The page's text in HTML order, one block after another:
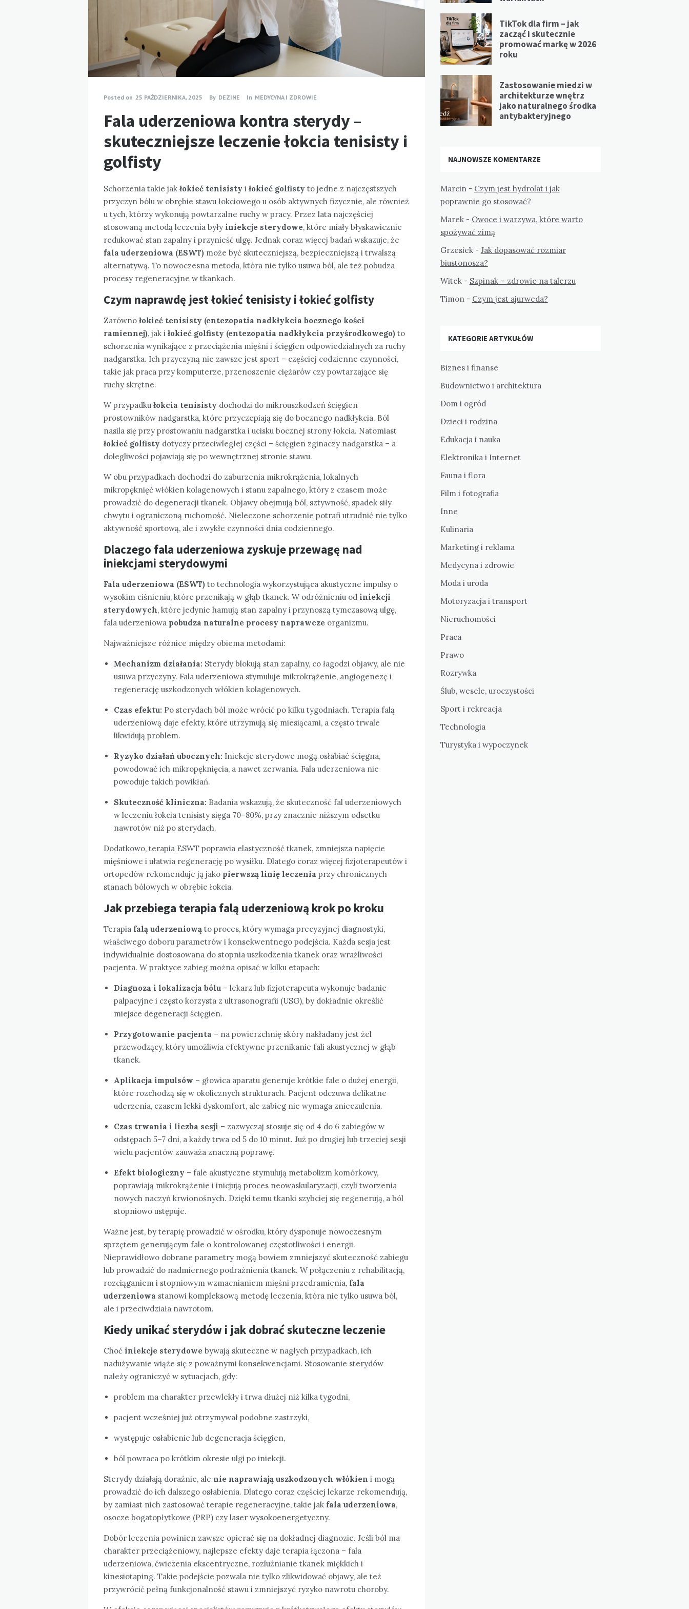
Posted on 25 PAŹDZIERNIKA, 2025 By DEZINE In MEDYCYNA I ZDROWIE
Fala uderzeniowa kontra sterydy –
skuteczniejsze leczenie łokcia tenisisty i
golfisty
Schorzenia takie jak łokieć tenisisty i łokieć golfisty to jedne z najczęstszych
przyczyn bólu w obrębie stawu łokciowego u osób aktywnych fizycznie, ale również
u tych, którzy wykonują powtarzalne ruchy w pracy. Przez lata najczęściej
stosowaną metodą leczenia były iniekcje sterydowe, które miały błyskawicznie
redukować stan zapalny i przynieść ulgę. Jednak coraz więcej badań wskazuje, że
fala uderzeniowa (ESWT) może być skuteczniejszą, bezpieczniejszą i trwalszą
alternatywą. To nowoczesna metoda, która nie tylko usuwa ból, ale też pobudza
procesy regeneracyjne w tkankach.
Czym naprawdę jest łokieć tenisisty i łokieć golfisty
Zarówno łokieć tenisisty (entezopatia nadkłykcia bocznego kości
ramiennej), jak i łokieć golfisty (entezopatia nadkłykcia przyśrodkowego) to
schorzenia wynikające z przeciążenia mięśni i ścięgien odpowiedzialnych za ruchy
nadgarstka. Ich przyczyną nie zawsze jest sport – częściej codzienne czynności,
takie jak praca przy komputerze, przenoszenie ciężarów czy powtarzające się
ruchy skrętne.
W przypadku łokcia tenisisty dochodzi do mikrouszkodzeń ścięgien
prostowników nadgarstka, które przyczepiają się do bocznego nadkłykcia. Ból
nasila się przy prostowaniu nadgarstka i ucisku bocznej strony łokcia. Natomiast
łokieć golfisty dotyczy przeciwległej części – ścięgien zginaczy nadgarstka – a
dolegliwości pojawiają się po wewnętrznej stronie stawu.
W obu przypadkach dochodzi do zaburzenia mikrokrążenia, lokalnych
mikropęknięć włókien kolagenowych i stanu zapalnego, który z czasem może
prowadzić do degeneracji tkanek. Objawy obejmują ból, sztywność, spadek siły
chwytu i ograniczoną ruchomość. Nieleczone schorzenie potrafi utrudnić nie tylko
aktywność sportową, ale i zwykłe czynności dnia codziennego.
Dlaczego fala uderzeniowa zyskuje przewagę nad
iniekcjami sterydowymi
Fala uderzeniowa (ESWT) to technologia wykorzystująca akustyczne impulsy o
wysokim ciśnieniu, które przenikają w głąb tkanek. W odróżnieniu od iniekcji
sterydowych, które jedynie hamują stan zapalny i przynoszą tymczasową ulgę,
fala uderzeniowa pobudza naturalne procesy naprawcze organizmu.
Najważniejsze różnice między obiema metodami:
Mechanizm działania: Sterydy blokują stan zapalny, co łagodzi objawy, ale nie
usuwa przyczyny. Fala uderzeniowa stymuluje mikrokrążenie, angiogenezę i
regenerację uszkodzonych włókien kolagenowych.
Czas efektu: Po sterydach ból może wrócić po kilku tygodniach. Terapia falą
uderzeniową daje efekty, które utrzymują się miesiącami, a często trwale
likwidują problem.
Ryzyko działań ubocznych: Iniekcje sterydowe mogą osłabiać ścięgna,
powodować ich mikropęknięcia, a nawet zerwania. Fala uderzeniowa nie
powoduje takich powikłań.
Skuteczność kliniczna: Badania wskazują, że skuteczność fal uderzeniowych
w leczeniu łokcia tenisisty sięga 70–80%, przy znacznie niższym odsetku
nawrotów niż po sterydach.
Dodatkowo, terapia ESWT poprawia elastyczność tkanek, zmniejsza napięcie
mięśniowe i ułatwia regenerację po wysiłku. Dlatego coraz więcej fizjoterapeutów i
ortopedów rekomenduje ją jako pierwszą linię leczenia przy chronicznych
stanach bólowych w obrębie łokcia.
Jak przebiega terapia falą uderzeniową krok po kroku
Terapia falą uderzeniową to proces, który wymaga precyzyjnej diagnostyki,
właściwego doboru parametrów i konsekwentnego podejścia. Każda sesja jest
indywidualnie dostosowana do stopnia uszkodzenia tkanek oraz wrażliwości
pacjenta. W praktyce zabieg można opisać w kilku etapach:
Diagnoza i lokalizacja bólu – lekarz lub fizjoterapeuta wykonuje badanie
palpacyjne i często korzysta z ultrasonografii (USG), by dokładnie określić
miejsce degeneracji ścięgien.
Przygotowanie pacjenta – na powierzchnię skóry nakładany jest żel
przewodzący, który umożliwia efektywne przenikanie fali akustycznej w głąb
tkanek.
Aplikacja impulsów – głowica aparatu generuje krótkie fale o dużej energii,
które rozchodzą się w okolicznych strukturach. Pacjent odczuwa delikatne
uderzenia, czasem lekki dyskomfort, ale zabieg nie wymaga znieczulenia.
Czas trwania i liczba sesji – zazwyczaj stosuje się od 4 do 6 zabiegów w
odstępach 5–7 dni, a każdy trwa od 5 do 10 minut. Już po drugiej lub trzeciej sesji
wielu pacjentów zauważa znaczną poprawę.
Efekt biologiczny – fale akustyczne stymulują metabolizm komórkowy,
poprawiają mikrokrążenie i inicjują proces neowaskularyzacji, czyli tworzenia
nowych naczyń krwionośnych. Dzięki temu tkanki szybciej się regenerują, a ból
stopniowo ustępuje.
Ważne jest, by terapię prowadzić w ośrodku, który dysponuje nowoczesnym
sprzętem generującym fale o kontrolowanej częstotliwości i energii.
Nieprawidłowo dobrane parametry mogą bowiem zmniejszyć skuteczność zabiegu
lub prowadzić do nadmiernego podrażnienia tkanek. W połączeniu z rehabilitacją,
rozciąganiem i stopniowym wzmacnianiem mięśni przedramienia, fala
uderzeniowa stanowi kompleksową metodę leczenia, która nie tylko usuwa ból,
ale i przeciwdziała nawrotom.
Kiedy unikać sterydów i jak dobrać skuteczne leczenie
Choć iniekcje sterydowe bywają skuteczne w nagłych przypadkach, ich
nadużywanie wiąże się z poważnymi konsekwencjami. Stosowanie sterydów
należy ograniczyć w sytuacjach, gdy:
problem ma charakter przewlekły i trwa dłużej niż kilka tygodni,
pacjent wcześniej już otrzymywał podobne zastrzyki,
występuje osłabienie lub degeneracja ścięgien,
ból powraca po krótkim okresie ulgi po iniekcji.
Sterydy działają doraźnie, ale nie naprawiają uszkodzonych włókien i mogą
prowadzić do ich dalszego osłabienia. Dlatego coraz częściej lekarze rekomendują,
by zamiast nich zastosować terapie regeneracyjne, takie jak fala uderzeniowa,
osocze bogatopłytkowe (PRP) czy laser wysokoenergetyczny.
Dobór leczenia powinien zawsze opierać się na dokładnej diagnozie. Jeśli ból ma
charakter przeciążeniowy, najlepsze efekty daje terapia łączona – fala
uderzeniowa, ćwiczenia ekscentryczne, rozluźnianie tkanek miękkich i
kinesiotaping. Takie podejście pozwala nie tylko zlikwidować objawy, ale też
przywrócić pełną funkcjonalność stawu i zmniejszyć ryzyko nawrotu choroby.
TikTok dla firm – jak
zacząć i skutecznie
promować markę w 2026
roku
Zastosowanie miedzi w
architekturze wnętrz
jako naturalnego środka
antybakteryjnego
NAJNOWSZE KOMENTARZE
Marcin- Czym jest hydrolat i jak
poprawnie go stosować?
Marek- Owoce i warzywa, które warto
spożywać zimą
Grzesiek- Jak dopasować rozmiar
biustonosza?
Witek- Szpinak – zdrowie na talerzu
Timon- Czym jest ajurweda?
KATEGORIE ARTYKUŁÓW
Biznes i finanse
Budownictwo i architektura
Dom i ogród
Dzieci i rodzina
Edukacja i nauka
Elektronika i Internet
Fauna i flora
Film i fotografia
Inne
Kulinaria
Marketing i reklama
Medycyna i zdrowie
Moda i uroda
Motoryzacja i transport
Nieruchomości
Praca
Prawo
Rozrywka
Ślub, wesele, uroczystości
Sport i rekreacja
Technologia
Turystyka i wypoczynek